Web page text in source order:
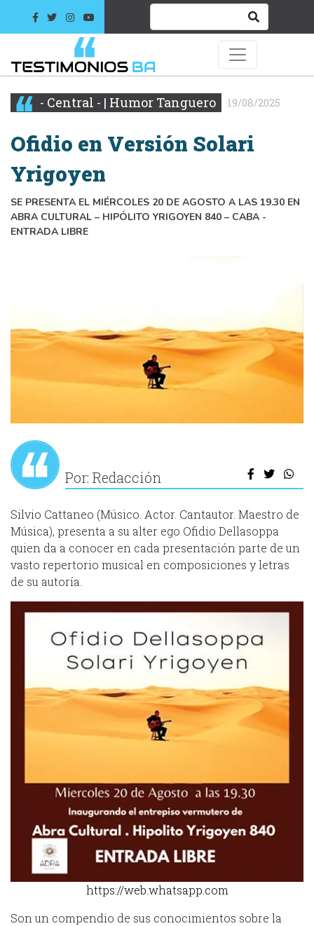
- Central - | Humor Tanguero 19/08/2025
Ofidio en Versión Solari
Yrigoyen
SE PRESENTA EL MIÉRCOLES 20 DE AGOSTO A LAS 19.30 EN
ABRA CULTURAL – HIPÓLITO YRIGOYEN 840 – CABA -
ENTRADA LIBRE
Por: Redacción
Silvio Cattaneo (Músico. Actor. Cantautor. Maestro de
Música), presenta a su alter ego Ofidio Dellasoppa
quien da a conocer en cada presentación parte de un
vasto repertorio musical en composiciones y letras
de su autoría.
https://web.whatsapp.com
Son un compendio de sus conocimientos sobre la